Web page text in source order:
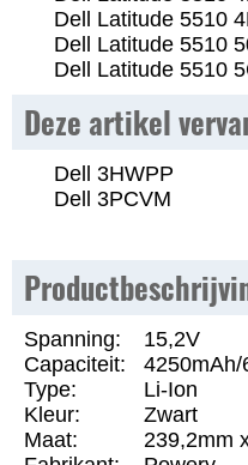
Dell Latitude 5510
Dell Latitude 5510
Dell Latitude 5510
Deze artikel
Dell 3HWPP
Dell 3PCVM
Spanning:
15,2V
Capaciteit:
4250mAh/
Type:
Li-Ion
Kleur:
Zwart
Maat:
239,2mm